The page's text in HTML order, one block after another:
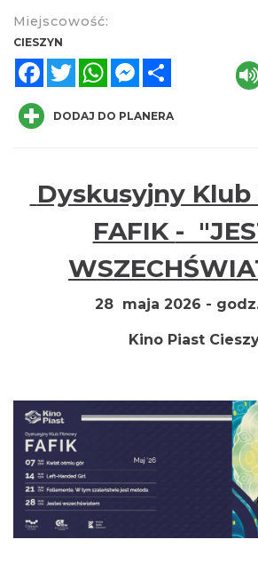
0.03 km
Cieszyn
0.03 km
Miejscowość:
CIESZYN
FacebookTwitterWhatsAppMessenger
DODAJ DO PLANERA
Dyskusyjny
FAFIK -
28 maja 2026 -
Kino Piast